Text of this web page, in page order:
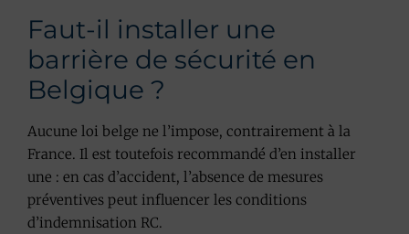
Faut-il installer une
barrière de sécurité en
Belgique ?
Aucune loi belge ne l’impose, contrairement à la
France. Il est toutefois recommandé d’en installer
une : en cas d’accident, l’absence de mesures
préventives peut influencer les conditions
d’indemnisation RC.